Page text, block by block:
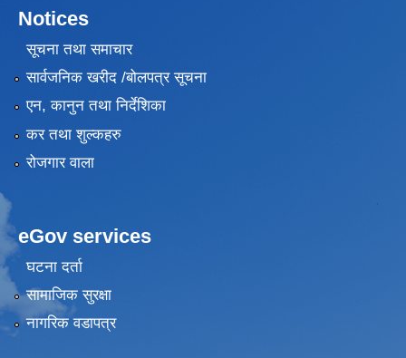
Notices
सूचना तथा समाचार
सार्वजनिक खरीद /बोलपत्र सूचना
एन, कानुन तथा निर्देशिका
कर तथा शुल्कहरु
रोजगार वाला
eGov services
घटना दर्ता
सामाजिक सुरक्षा
नागरिक वडापत्र